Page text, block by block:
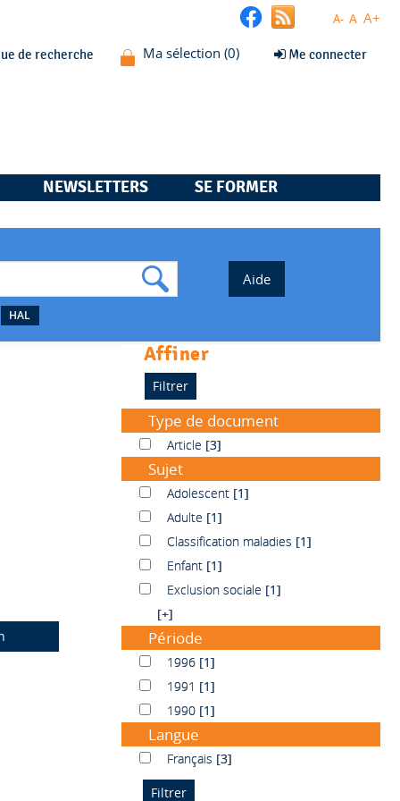
A- A A+
de recherche Me connecter
NEWSLETTERS SE FORMER
HAL
affiner
Type de document
ArticleArticle [3]
Sujet
Adolescent
Adolescent [1]
AdulteAdulte [1]
Classification maladies
Classification maladies [1]
EnfantEnfant [1]
Exclusion sociale
Exclusion sociale [1]
[+]
Période
1996 1996 [1]
1991 1991 [1]
1990 1990 [1]
Langue
FrançaisFrançais [3]